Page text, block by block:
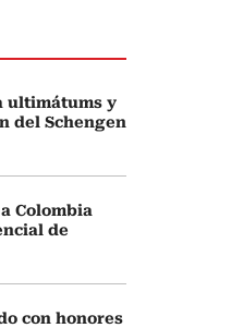
ultimátums y
del Schengen
Colombia
de
con honores